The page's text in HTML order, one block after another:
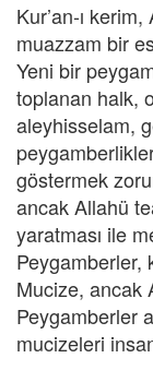
Kur’an-ı
muazzam bir
Yeni bir
toplanan halk,
aleyhisselam,
göstermek
ancak Allahü
yaratması ile
Peygamberler,
Mucize, ancak
Peygamberler
mucizeleri